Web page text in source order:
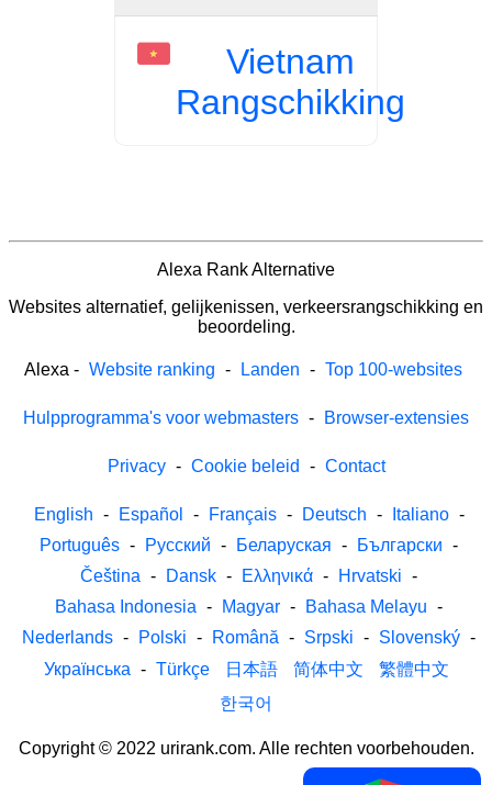
Vietnam
Rangschikking
Alexa Rank Alternative
Websites alternatief, gelijkenissen, verkeersrangschikking en
beoordeling.
Alexa - Website ranking - Landen - Top 100-websites
Hulpprogramma's voor webmasters - Browser-extensies
Privacy - Cookie beleid - Contact
English - Español - Français - Deutsch - Italiano -
Português - Русский - Беларуская - Български -
Čeština - Dansk - Ελληνικά - Hrvatski -
Bahasa Indonesia - Magyar - Bahasa Melayu -
Nederlands - Polski - Română - Srpski - Slovenský -
Українська - Türkçe 日本語 简体中文
繁體中文
한국어
Copyright © 2022 urirank.com. Alle rechten voorbehouden.